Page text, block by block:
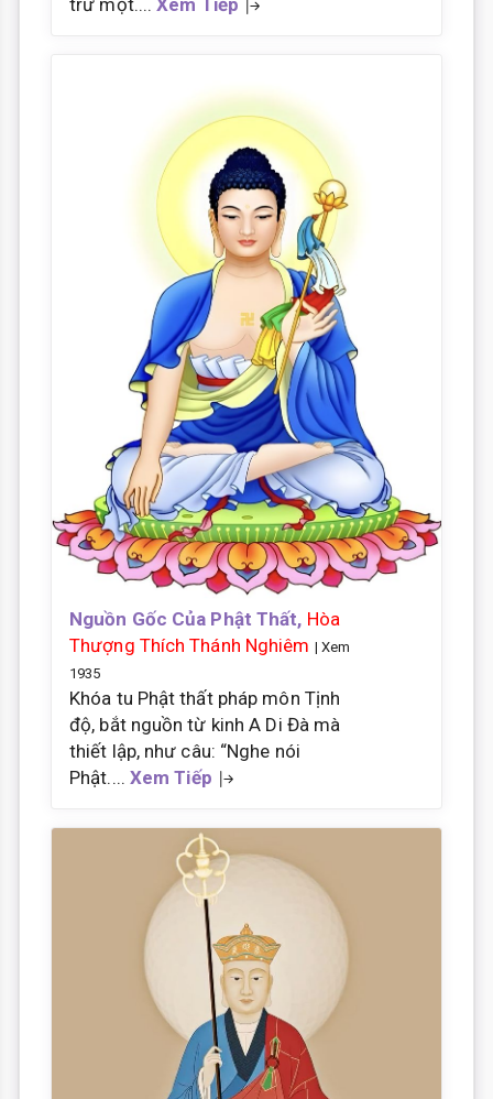
trừ một....Xem Tiếp
Nguồn Gốc Của Phật Thất, Hòa
Thượng Thích Thánh Nghiêm | Xem
1935
Khóa tu Phật thất pháp môn Tịnh
độ, bắt nguồn từ kinh A Di Đà mà
thiết lập, như câu: “Nghe nói
Phật.... Xem Tiếp